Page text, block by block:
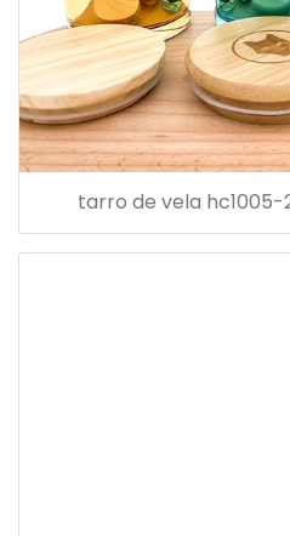
tarro de vela hc1005-